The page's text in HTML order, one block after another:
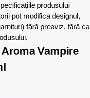
produsului
pot modifica designul,
fără preaviz, fără ca
Aroma Vampire